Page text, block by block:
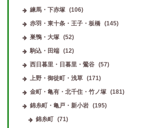
練馬・下赤塚
(106)
赤羽・東十条・王子・板橋
(145)
巣鴨・大塚
(52)
駒込・田端
(12)
西日暮里・日暮里・鶯谷
(57)
上野・御徒町・浅草
(171)
金町・亀有・北千住・竹ノ塚
(181)
錦糸町・亀戸・新小岩
(195)
錦糸町 (71)